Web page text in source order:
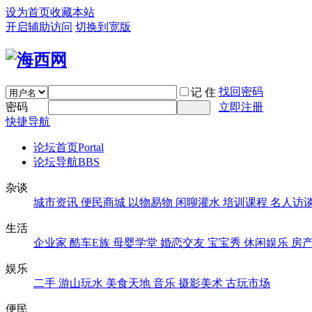
设为首页收藏本站
开启辅助访问 切换到宽版
记 住 找回密码
密码
立即注册
快捷导航
论坛首页Portal
论坛导航BBS
杂谈
城市资讯 便民商城 以物易物 闲聊灌水 培训课程 名人访
生活
企业家 酷车E族 母婴学堂 婚恋交友 宝宝秀 休闲娱乐 房
娱乐
二手 游山玩水 美食天地 音乐 摄影美术 古玩市场
便民